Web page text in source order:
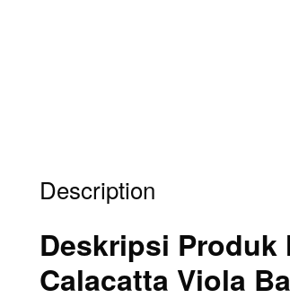
Description
Deskripsi Produk
Calacatta Viola